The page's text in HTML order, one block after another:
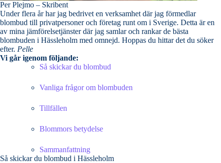
Per Plejmo – Skribent
Under flera år har jag bedrivet en verksamhet där jag förmedlar
blombud till privatpersoner och företag runt om i Sverige. Detta är en
av mina jämförelsetjänster där jag samlar och rankar de bästa
blombuden i Hässleholm med omnejd. Hoppas du hittar det du söker
efter. Pelle
Vi går igenom följande:
Så skickar du blombud
Vanliga frågor om blombuden
Tillfällen
Blommors betydelse
Sammanfattning
Så skickar du blombud i Hässleholm